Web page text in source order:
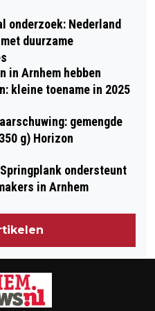
onderzoek: Nederland
duurzame
in Arnhem hebben
kleine toename in 2025
gemengde
g) Horizon
ondersteunt
in Arnhem